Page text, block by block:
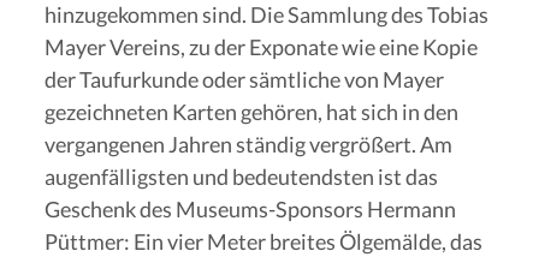
hinzugekommen sind. Die Sammlung des Tobias
Mayer Vereins, zu der Exponate wie eine Kopie
der Taufurkunde oder sämtliche von Mayer
gezeichneten Karten gehören, hat sich in den
vergangenen Jahren ständig vergrößert. Am
augenfälligsten und bedeutendsten ist das
Geschenk des Museums-Sponsors Hermann
Püttmer: Ein vier Meter breites Ölgemälde, das